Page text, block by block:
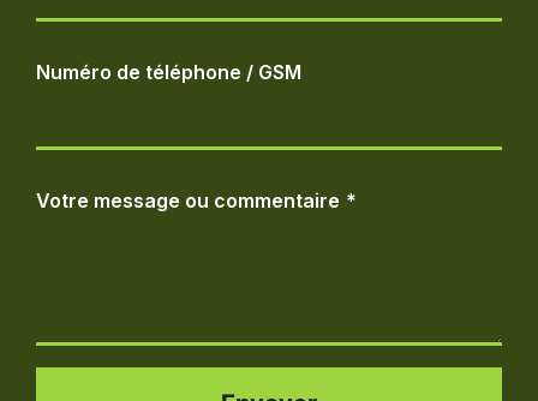
Numéro de téléphone / GSM
Votre message ou commentaire *